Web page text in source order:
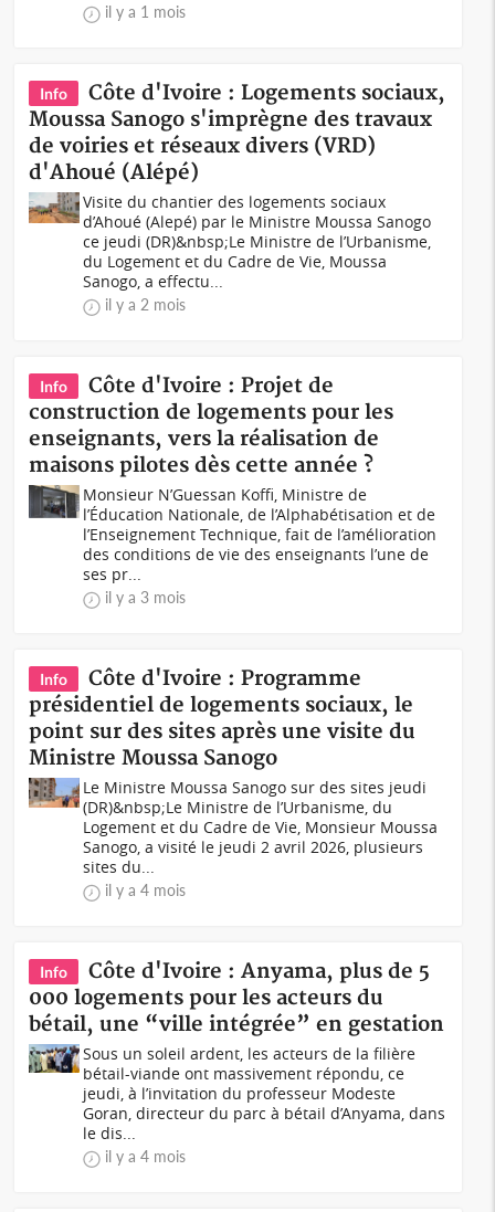
il y a 1 mois
Info
Côte d'Ivoire : Logements sociaux,
Moussa Sanogo s'imprègne des travaux
de voiries et réseaux divers (VRD)
d'Ahoué (Alépé)
Visite du chantier des logements sociaux
d’Ahoué (Alepé) par le Ministre Moussa Sanogo
ce jeudi (DR)&nbsp;Le Ministre de l’Urbanisme,
du Logement et du Cadre de Vie, Moussa
Sanogo, a effectu...
il y a 2 mois
Info
Côte d'Ivoire : Projet de
construction de logements pour les
enseignants, vers la réalisation de
maisons pilotes dès cette année ?
Monsieur N’Guessan Koffi, Ministre de
l’Éducation Nationale, de l’Alphabétisation et de
l’Enseignement Technique, fait de l’amélioration
des conditions de vie des enseignants l’une de
ses pr...
il y a 3 mois
Info
Côte d'Ivoire : Programme
présidentiel de logements sociaux, le
point sur des sites après une visite du
Ministre Moussa Sanogo
Le Ministre Moussa Sanogo sur des sites jeudi
(DR)&nbsp;Le Ministre de l’Urbanisme, du
Logement et du Cadre de Vie, Monsieur Moussa
Sanogo, a visité le jeudi 2 avril 2026, plusieurs
sites du...
il y a 4 mois
Info
Côte d'Ivoire : Anyama, plus de 5
000 logements pour les acteurs du
bétail, une “ville intégrée” en gestation
Sous un soleil ardent, les acteurs de la filière
bétail-viande ont massivement répondu, ce
jeudi, à l’invitation du professeur Modeste
Goran, directeur du parc à bétail d’Anyama, dans
le dis...
il y a 4 mois